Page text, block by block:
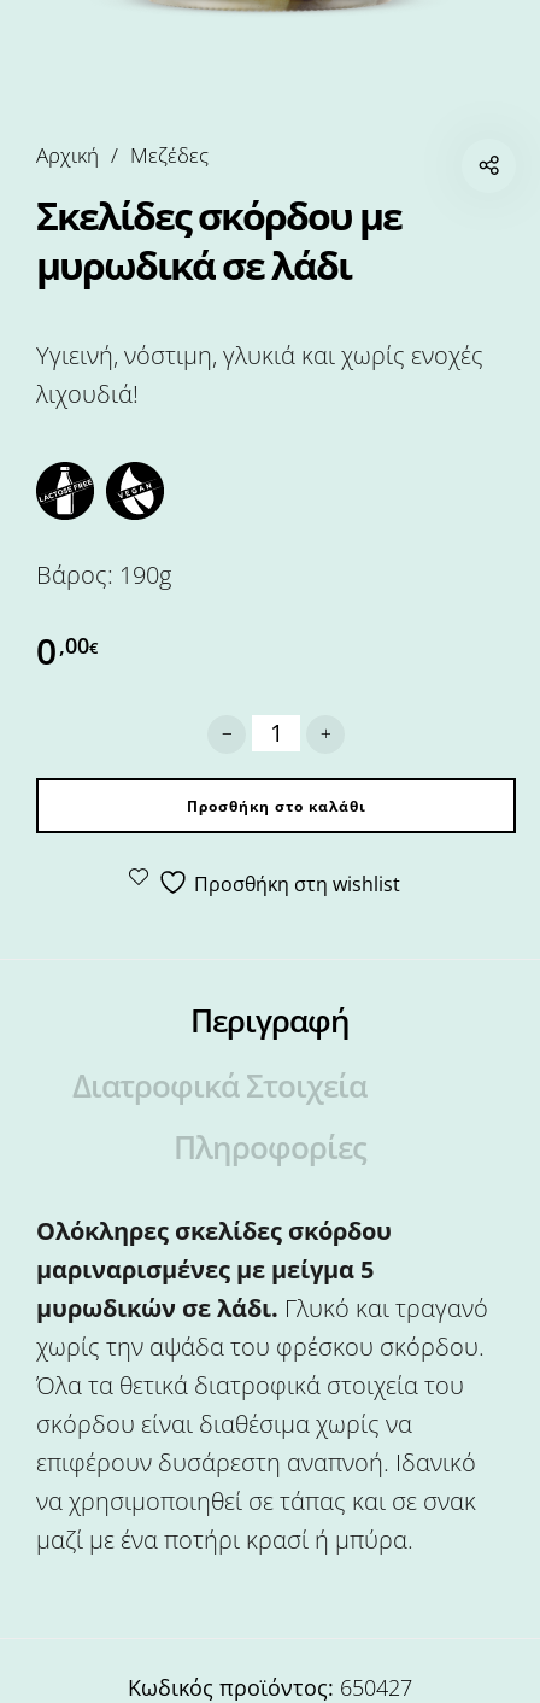
Αρχική / Μεζέδες
Σκελίδες σκόρδου με
μυρωδικά σε λάδι
Υγιεινή, νόστιμη, γλυκιά και χωρίς ενοχές
λιχουδιά!
Βάρος: 190g
0,00€
Σκελίδες σκόρδου με μυρωδικά σε
Προσθήκη στο καλάθι
Προσθήκη στη wishlist
Περιγραφή
Διατροφικά Στοιχεία
Πληροφορίες
Ολόκληρες σκελίδες σκόρδου
μαριναρισμένες με μείγμα 5
μυρωδικών σε λάδι. Γλυκό και τραγανό
χωρίς την αψάδα του φρέσκου σκόρδου.
Όλα τα θετικά διατροφικά στοιχεία του
σκόρδου είναι διαθέσιμα χωρίς να
επιφέρουν δυσάρεστη αναπνοή. Ιδανικό
να χρησιμοποιηθεί σε τάπας και σε σνακ
μαζί με ένα ποτήρι κρασί ή μπύρα.
Κωδικός προϊόντος: 650427